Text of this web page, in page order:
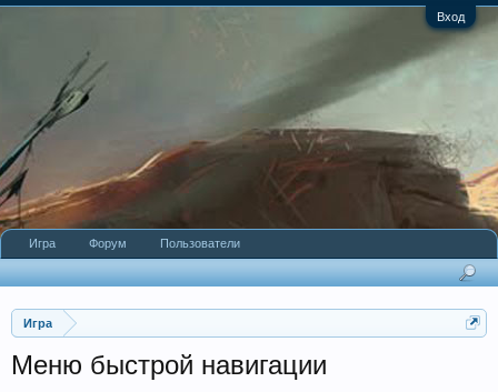
Вход
Игра
Меню быстрой навигации
Игра Форум Пользователи